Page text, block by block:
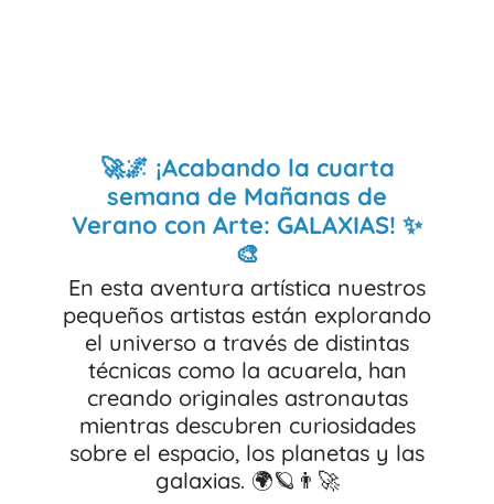
🚀🌌 ¡Acabando la cuarta
semana de Mañanas de
Verano con Arte: GALAXIAS! ✨
🎨
En esta aventura artística nuestros
pequeños artistas están explorando
el universo a través de distintas
técnicas como la acuarela, han
creando originales astronautas
mientras descubren curiosidades
sobre el espacio, los planetas y las
galaxias. 🌍🪐👨‍🚀